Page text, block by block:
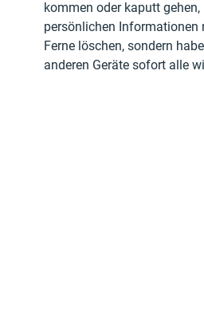
kommen oder kaputt
persönlichen Informationen
Ferne löschen, sondern
anderen Geräte sofort alle